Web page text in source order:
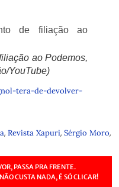
ao Podemos,
YouTube)
tera-de-devolver-
,Revista Xapuri,Sérgio Moro,
PASSA PRA FRENTE.
CUSTA NADA, É SÓ CLICAR!